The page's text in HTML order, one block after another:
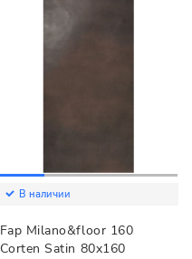
В наличии
Fap Milano&floor 160
Corten Satin 80x160